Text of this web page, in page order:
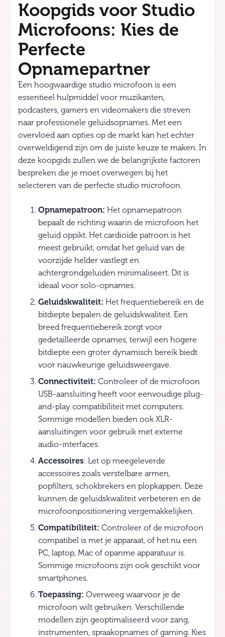
Koopgids voor Studio
Microfoons: Kies de
Perfecte
Opnamepartner
Een hoogwaardige studio microfoon is een
essentieel hulpmiddel voor muzikanten,
podcasters, gamers en videomakers die streven
naar professionele geluidsopnames. Met een
overvloed aan opties op de markt kan het echter
overweldigend zijn om de juiste keuze te maken. In
deze koopgids zullen we de belangrijkste factoren
bespreken die je moet overwegen bij het
selecteren van de perfecte studio microfoon.
Opnamepatroon: Het opnamepatroon
bepaalt de richting waarin de microfoon het
geluid oppikt. Het cardioïde patroon is het
meest gebruikt, omdat het geluid van de
voorzijde helder vastlegt en
achtergrondgeluiden minimaliseert. Dit is
ideaal voor solo-opnames.
Geluidskwaliteit: Het frequentiebereik en de
bitdiepte bepalen de geluidskwaliteit. Een
breed frequentiebereik zorgt voor
gedetailleerde opnames, terwijl een hogere
bitdiepte een groter dynamisch bereik biedt
voor nauwkeurige geluidsweergave.
Connectiviteit: Controleer of de microfoon
USB-aansluiting heeft voor eenvoudige plug-
and-play compatibiliteit met computers.
Sommige modellen bieden ook XLR-
aansluitingen voor gebruik met externe
audio-interfaces.
Accessoires: Let op meegeleverde
accessoires zoals verstelbare armen,
popfilters, schokbrekers en plopkappen. Deze
kunnen de geluidskwaliteit verbeteren en de
microfoonpositionering vergemakkelijken.
Compatibiliteit: Controleer of de microfoon
compatibel is met je apparaat, of het nu een
PC, laptop, Mac of opanme apparatuur is.
Sommige microfoons zijn ook geschikt voor
smartphones.
Toepassing: Overweeg waarvoor je de
microfoon wilt gebruiken. Verschillende
modellen zijn geoptimaliseerd voor zang,
instrumenten, spraakopnames of gaming. Kies